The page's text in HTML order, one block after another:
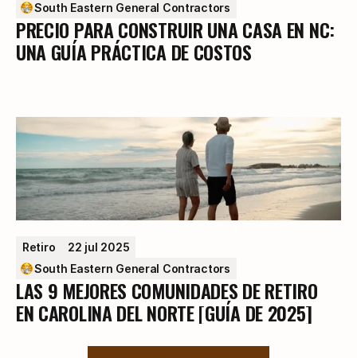
South Eastern General Contractors
PRECIO PARA CONSTRUIR UNA CASA EN NC:
UNA GUÍA PRÁCTICA DE COSTOS
Retiro
22 jul 2025
South Eastern General Contractors
LAS 9 MEJORES COMUNIDADES DE RETIRO
EN CAROLINA DEL NORTE [GUÍA DE 2025]